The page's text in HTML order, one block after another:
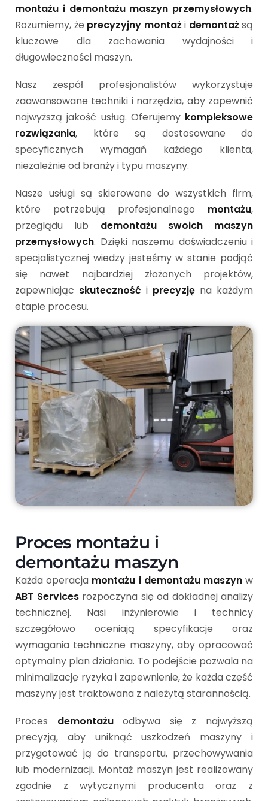
montażu i demontażu maszyn przemysłowych.
Rozumiemy, że precyzyjny montażi demontażsą
kluczowe dla zachowania wydajności i
długowieczności maszyn.
Nasz zespół profesjonalistów wykorzystuje
zaawansowane techniki i narzędzia, aby zapewnić
najwyższą jakość usług. Oferujemy kompleksowe
rozwiązania, które są dostosowane do
specyficznych wymagań każdego klienta,
niezależnie od branży i typu maszyny.
Nasze usługi są skierowane do wszystkich firm,
które potrzebują profesjonalnego montażu,
przeglądu lub demontażu swoich maszyn
przemysłowych. Dzięki naszemu doświadczeniu i
specjalistycznej wiedzy jesteśmy w stanie podjąć
się nawet najbardziej złożonych projektów,
zapewniając skuteczność i precyzję na każdym
etapie procesu.
Proces montażu i
demontażu maszyn
Każda operacja montażu i demontażu maszynw
ABT Servicesrozpoczyna się od dokładnej analizy
technicznej. Nasi inżynierowie i technicy
szczegółowo oceniają specyfikacje oraz
wymagania techniczne maszyny, aby opracować
optymalny plan działania. To podejście pozwala na
minimalizację ryzyka i zapewnienie, że każda część
maszyny jest traktowana z należytą starannością.
Proces demontażuodbywa się z najwyższą
precyzją, aby uniknąć uszkodzeń maszyny i
przygotować ją do transportu, przechowywania
lub modernizacji. Montaż maszyn jest realizowany
zgodnie z wytycznymi producenta oraz z